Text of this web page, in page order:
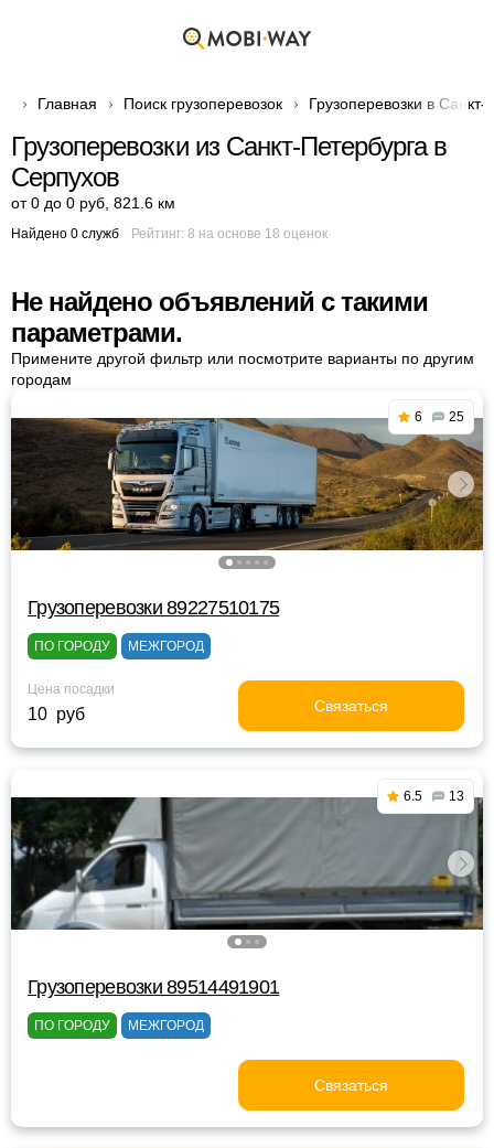
Главная Поиск грузоперевозок Грузоперевозки в Санкт-
Грузоперевозки из Санкт-Петербурга в
Серпухов
от 0 до 0 руб 821.6 км
Найдено 0 служб Рейтинг: 8 на основе 18 оценок
Не найдено объявлений с такими
параметрами.
Примените другой фильтр или посмотрите варианты по другим
городам
6 25
Грузоперевозки 89227510175
ПО ГОРОДУ МЕЖГОРОД
Цена посадки
10 руб Связаться
6.5 13
Грузоперевозки 89514491901
ПО ГОРОДУ МЕЖГОРОД
Связаться